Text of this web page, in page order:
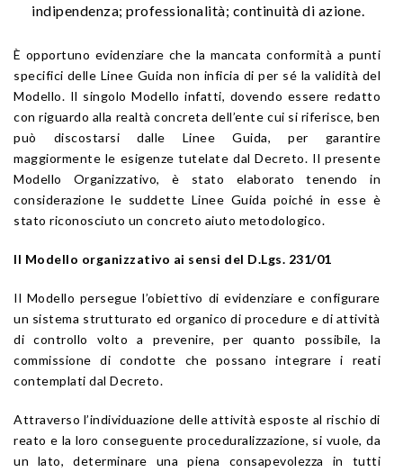
indipendenza; professionalità; continuità di azione.
È opportuno evidenziare che la mancata conformità a punti
specifici delle Linee Guida non inficia di per sé la validità del
Modello. Il singolo Modello infatti, dovendo essere redatto
con riguardo alla realtà concreta dell’ente cui si riferisce, ben
può discostarsi dalle Linee Guida, per garantire
maggiormente le esigenze tutelate dal Decreto. Il presente
Modello Organizzativo, è stato elaborato tenendo in
considerazione le suddette Linee Guida poiché in esse è
stato riconosciuto un concreto aiuto metodologico.
Il Modello organizzativo ai sensi del D.Lgs. 231/01
Il Modello persegue l’obiettivo di evidenziare e configurare
un sistema strutturato ed organico di procedure e di attività
di controllo volto a prevenire, per quanto possibile, la
commissione di condotte che possano integrare i reati
contemplati dal Decreto.
Attraverso l’individuazione delle attività esposte al rischio di
reato e la loro conseguente proceduralizzazione, si vuole, da
un lato, determinare una piena consapevolezza in tutti